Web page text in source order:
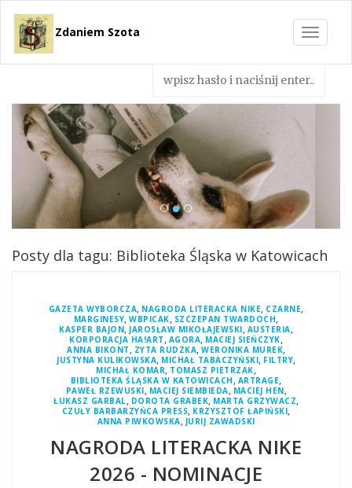
Toggle
Zdaniem Szota
Posty dla tagu: Biblioteka Śląska w Katowicach
GAZETA WYBORCZA, NAGRODA LITERACKA NIKE, CZARNE,
MARGINESY,WBPICAK, SZCZEPAN TWARDOCH,
KASPER BAJON, JAROSŁAW MIKOŁAJEWSKI, AUSTERIA,
KORPORACJA HA!ART , AGORA, MACIEJ SIEŃCZYK,
ANNA BIKONT , ZYTA RUDZKA, WERONIKA MUREK,
JUSTYNA KULIKOWSKA, MICHAŁ TABACZYŃSKI, FILTRY,
MICHAŁ KOMAR, TOMASZ PIETRZAK,
BIBLIOTEKA ŚLĄSKA W KATOWICACH , ARTRAGE,
PAWEŁ RZEWUSKI, MACIEJ SIEMBIEDA, MACIEJ HEN,
ŁUKASZ GARBAL, DOROTA GRABEK, MARTA GRZYWACZ,
CZUŁY BARBARZYŃCA PRESS, KRZYSZTOF ŁAPIŃSKI,
ANNA PIWKOWSKA, JURIJ ZAWADSKI
NAGRODA LITERACKA NIKE
2026 - NOMINACJE